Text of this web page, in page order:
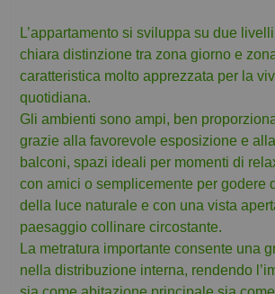
L’appartamento si sviluppa su due
chiara distinzione tra zona giorno e
caratteristica molto apprezzata per la
quotidiana.
Gli ambienti sono ampi, ben
grazie alla favorevole esposizione e
balconi, spazi ideali per momenti di
con amici o semplicemente per godere
della luce naturale e con una vista
paesaggio collinare circostante.
La metratura importante consente una
nella distribuzione interna, rendendo